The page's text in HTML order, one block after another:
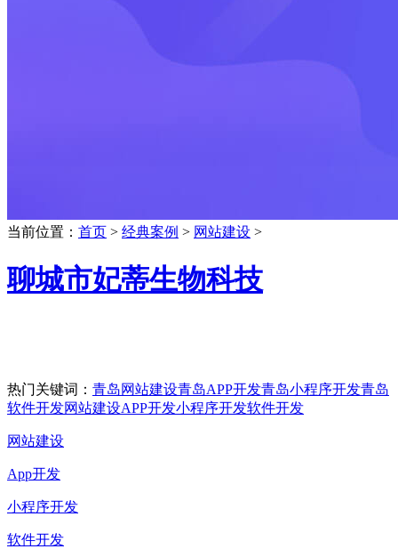
当前位置： 首页 > 经典案例 > 网站建设 >
聊城市妃蒂生物科技
热门关键词： 青岛网站建设青岛APP开发青岛小程序开发青岛
软件开发网站建设APP开发小程序开发软件开发
网站建设
App开发
小程序开发
软件开发